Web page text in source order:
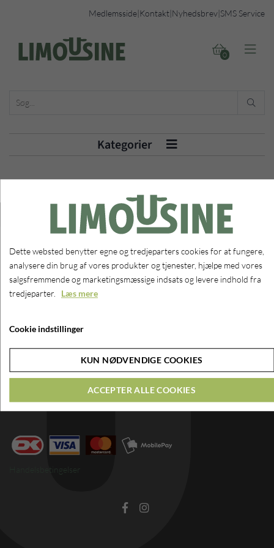
Medlemsside|Kontakt|Nyhedsbrev|SMS Service


0

Kategorier 
info@dansklimousine.dk
Handelsbetingelser
Dette websted benytter egne og tredjeparters cookies for at fungere,
analysere din brug af vores produkter og tjenester, hjælpe med vores
salgsfremmende og marketingsmæssige indsats og levere indhold fra
tredjeparter. Læs mere
Cookie indstillinger
KUN NØDVENDIGE COOKIES
ACCEPTER ALLE COOKIES